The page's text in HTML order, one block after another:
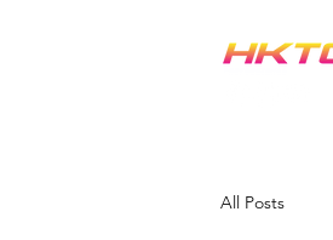
All Posts